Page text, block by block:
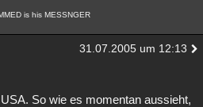
is his MESSNGER
31.07.2005 um 12:13
So wie es momentan aussieht,